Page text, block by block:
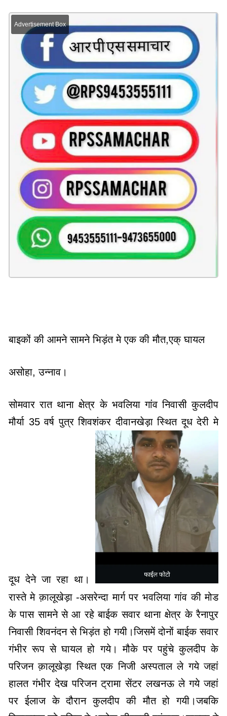
Advertisement Box
बाइकों की आमने सामने भिड़ंत मे एक की मौत,एक् घायल
असोहा, उन्नाव।
सोमवार रात थाना क्षेत्र के भवलिया गांव निवासी कुलदीप
मौर्या 35 वर्ष पुत्र शिवशंकर दीवानखेड़ा स्थित दूध देरी मे
दूध देने जा रहा था।
रास्ते मे क़ालूखेड़ा -असरेन्दा मार्ग पर भवलिया गांव की मोड
के पास सामने से आ रहे बाईक सवार थाना क्षेत्र के रैनापुर
निवासी शिवनंदन से भिड़ंत हो गयी।जिसमें दोनों बाईक सवार
गंभीर रूप से घायल हो गये। मौके पर पहुंचे कुलदीप के
परिजन क़ालूखेड़ा स्थित एक निजी अस्पताल ले गये जहां
हालत गंभीर देख परिजन ट्रामा सेंटर लखनऊ ले गये जहां
पर ईलाज के दौरान कुलदीप की मौत हो गयी।जबकि